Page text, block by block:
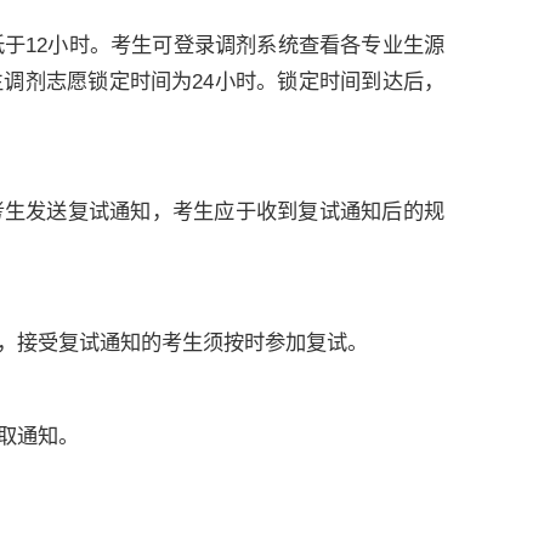
12小时。考生可登录调剂系统查看各专业生源
剂志愿锁定时间为24小时。锁定时间到达后，
发送复试通知，考生应于收到复试通知后的规
受复试通知的考生须按时参加复试。
通知。